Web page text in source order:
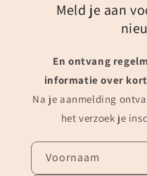
Meld je aan
En ontvang
informatie over
Na je aanmelding
het verzoek je
Voornaam